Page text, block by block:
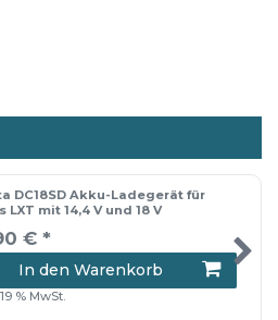
und
Das Gerät schaltet
DC18SD Akku-Ladegerät für
LXT mit 14,4 V und 18 V
€ *
In den Warenkorb
% MwSt.